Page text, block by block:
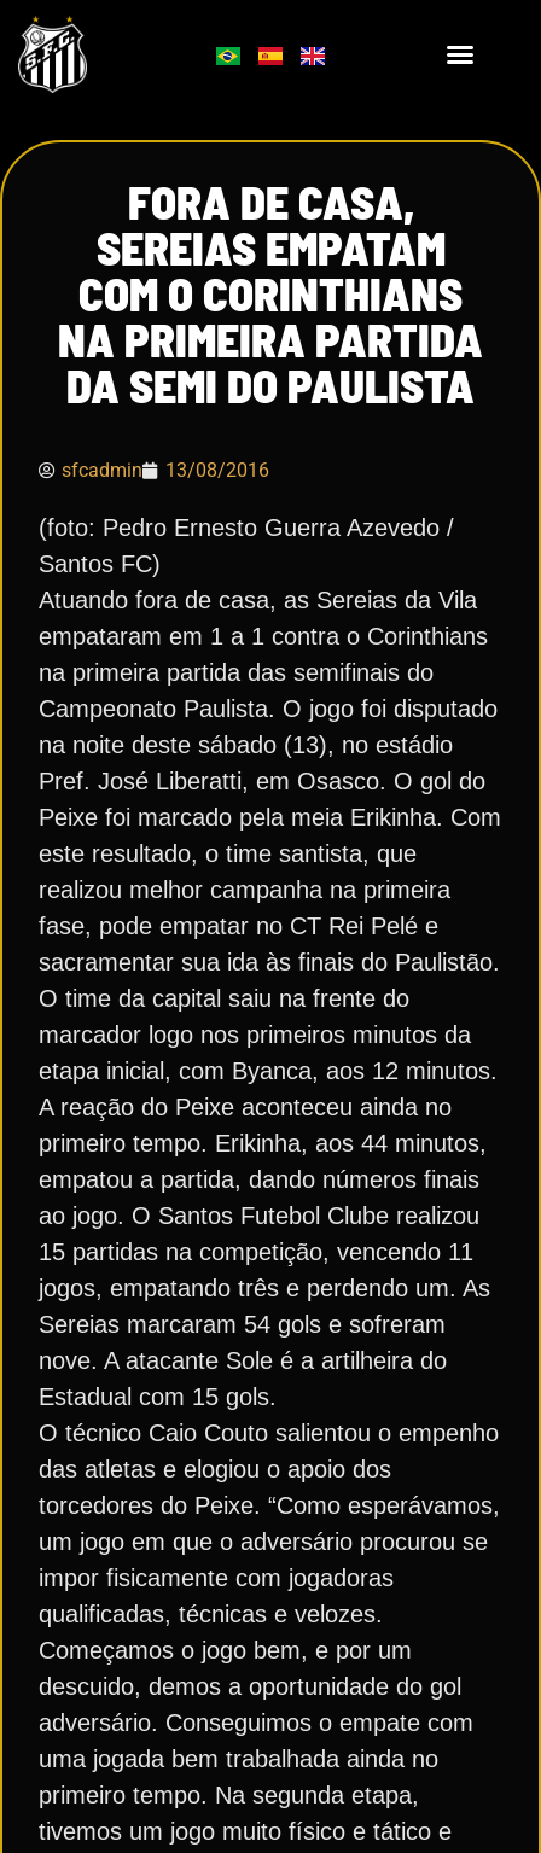
FORA DE CASA,
SEREIAS EMPATAM
COM O CORINTHIANS
NA PRIMEIRA PARTIDA
DA SEMI DO PAULISTA
sfcadmin 13/08/2016
(foto: Pedro Ernesto Guerra Azevedo /
Santos FC)
Atuando fora de casa, as Sereias da Vila
empataram em 1 a 1 contra o Corinthians
na primeira partida das semifinais do
Campeonato Paulista. O jogo foi disputado
na noite deste sábado (13), no estádio
Pref. José Liberatti, em Osasco. O gol do
Peixe foi marcado pela meia Erikinha. Com
este resultado, o time santista, que
realizou melhor campanha na primeira
fase, pode empatar no CT Rei Pelé e
sacramentar sua ida às finais do Paulistão.
O time da capital saiu na frente do
marcador logo nos primeiros minutos da
etapa inicial, com Byanca, aos 12 minutos.
A reação do Peixe aconteceu ainda no
primeiro tempo. Erikinha, aos 44 minutos,
empatou a partida, dando números finais
ao jogo. O Santos Futebol Clube realizou
15 partidas na competição, vencendo 11
jogos, empatando três e perdendo um. As
Sereias marcaram 54 gols e sofreram
nove. A atacante Sole é a artilheira do
Estadual com 15 gols.
O técnico Caio Couto salientou o empenho
das atletas e elogiou o apoio dos
torcedores do Peixe. “Como esperávamos,
um jogo em que o adversário procurou se
impor fisicamente com jogadoras
qualificadas, técnicas e velozes.
Começamos o jogo bem, e por um
descuido, demos a oportunidade do gol
adversário. Conseguimos o empate com
uma jogada bem trabalhada ainda no
primeiro tempo. Na segunda etapa,
tivemos um jogo muito físico e tático e